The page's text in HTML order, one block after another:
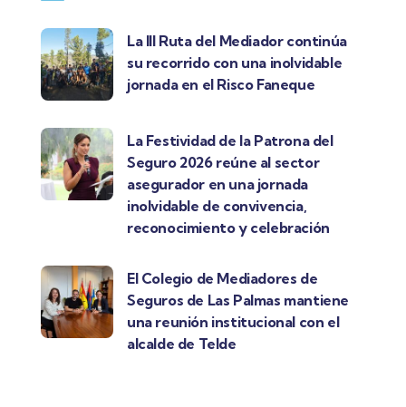
La III Ruta del Mediador continúa
su recorrido con una inolvidable
jornada en el Risco Faneque
La Festividad de la Patrona del
Seguro 2026 reúne al sector
asegurador en una jornada
inolvidable de convivencia,
reconocimiento y celebración
El Colegio de Mediadores de
Seguros de Las Palmas mantiene
una reunión institucional con el
alcalde de Telde